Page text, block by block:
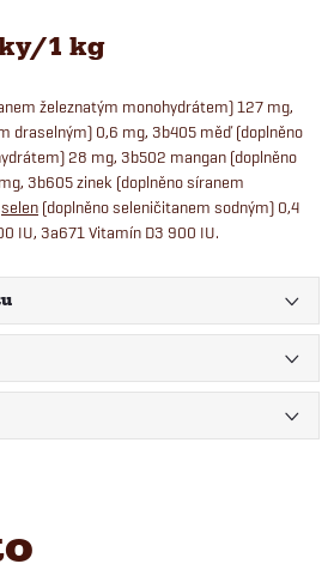
1 kg
železnatým monohydrátem) 127 mg,
draselným) 0,6 mg, 3b405 měď (doplněno
28 mg, 3b502 mangan (doplněno
3b605 zinek (doplněno síranem
selen (doplněno seleničitanem sodným) 0,4
IU, 3a671 Vitamín D3 900 IU.